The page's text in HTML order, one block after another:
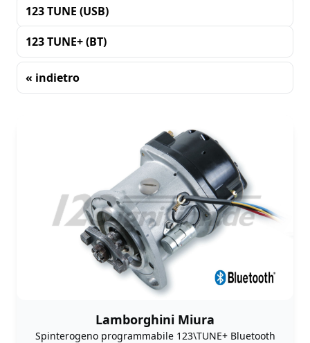
123 TUNE (USB)
123 TUNE+ (BT)
« indietro
Lamborghini Miura
Spinterogeno programmabile 123\TUNE+ Bluetooth